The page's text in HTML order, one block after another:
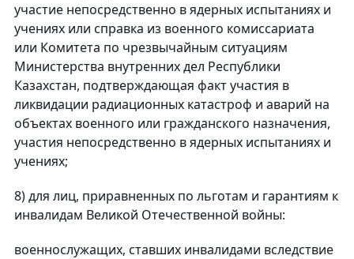
участие непосредственно в ядерных испытаниях и
учениях или справка из военного комиссариата
или Комитета по чрезвычайным ситуациям
Министерства внутренних дел Республики
Казахстан, подтверждающая факт участия в
ликвидации радиационных катастроф и аварий на
объектах военного или гражданского назначения,
участия непосредственно в ядерных испытаниях и
учениях;
8) для лиц, приравненных по льготам и гарантиям к
инвалидам Великой Отечественной войны:
военнослужащих, ставших инвалидами вследствие